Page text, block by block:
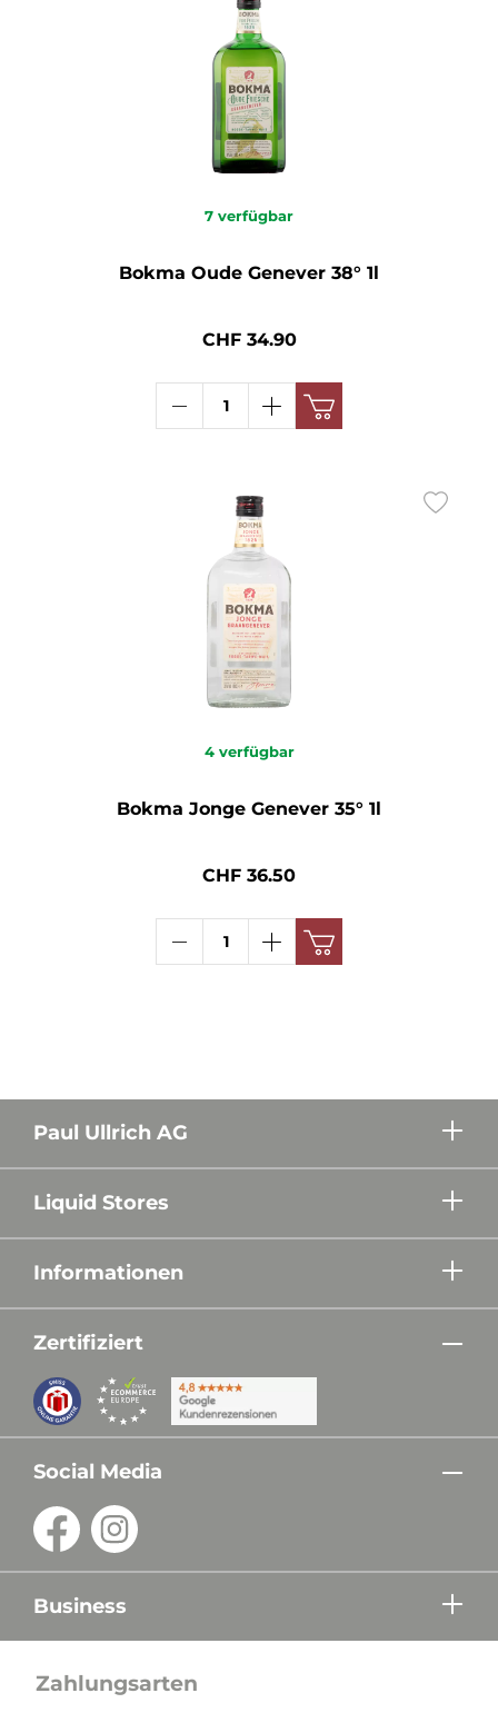
7 verfügbar
Bokma Oude Genever 38° 1l
CHF 34.90
4 verfügbar
Bokma Jonge Genever 35° 1l
CHF 36.50
Paul Ullrich AG
Liquid Stores
Informationen
Zertifiziert
Social Media
Business
Zahlungsarten